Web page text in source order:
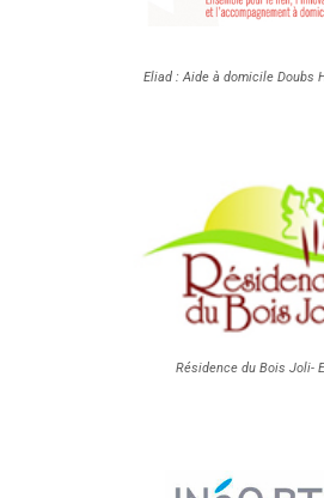
Eliad : Aide à domicile Doubs
Résidence du Bois Joli-